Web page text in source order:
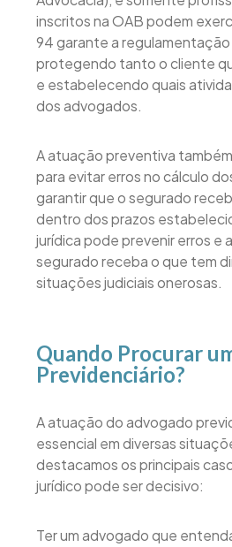
inscritos na OAB podem
94 garante a
protegendo tanto o cliente
e estabelecendo quais
dos advogados.
A atuação preventiva
para evitar erros no cálculo
garantir que o segurado
dentro dos prazos
jurídica pode prevenir erros e
segurado receba o que tem
situações judiciais onerosas.
Quando Procurar
Previdenciário?
A atuação do advogado
essencial em diversas
destacamos os principais
jurídico pode ser decisivo:
Ter um advogado que